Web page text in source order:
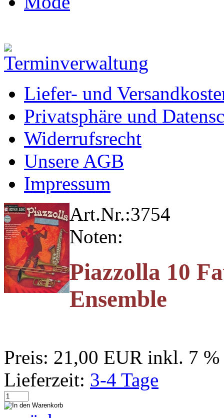
Liefer- und
Privatsphäre und
Widerrufsrecht
Unsere AGB
Impressum
Art.Nr.:3754
Noten:
Piazzolla 10
Ensemble
Preis: 21,00 EUR inkl. 7
Lieferzeit: 3-4 Tage